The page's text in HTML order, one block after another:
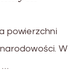
powierzchni
W
…